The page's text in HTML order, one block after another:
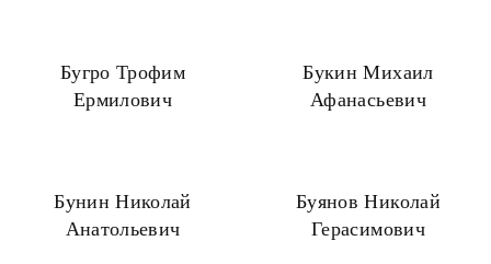
Бугро Трофим
Ермилович
Букин Михаил
Афанасьевич
Бунин Николай
Анатольевич
Буянов Николай
Герасимович